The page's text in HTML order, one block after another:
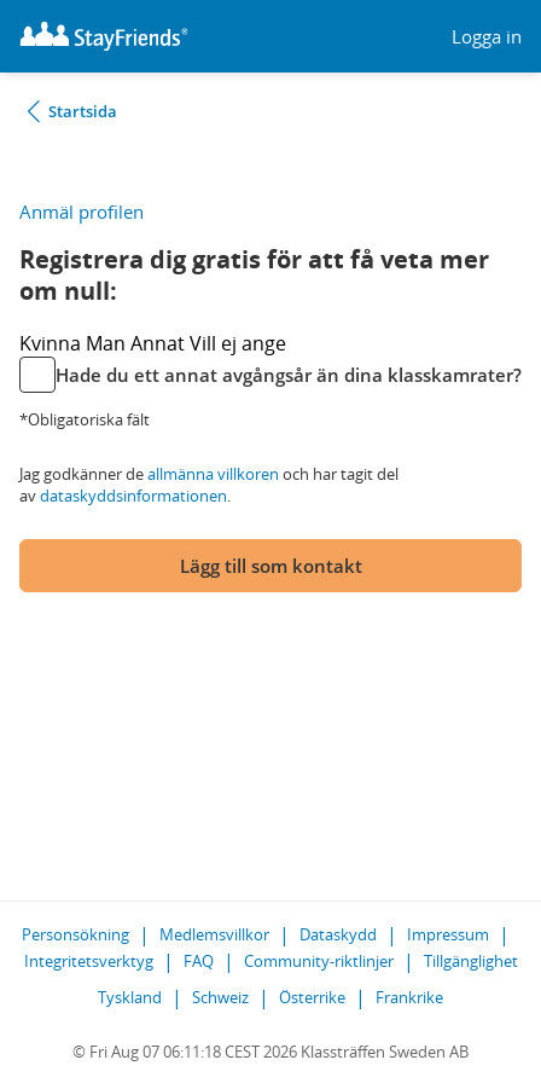
Logga in
Startsida
Anmäl profilen
Registrera dig gratis för att få veta mer
om null:
Kvinna Man AnnatVill ej ange
Hade du ett annat avgångsår än dina klasskamrater?
*Obligatoriska fält
Jag godkänner deallmänna villkoren och har tagit del
avdataskyddsinformationen.
Lägg till som kontakt
Personsökning Medlemsvillkor Dataskydd
Impressum
Integritetsverktyg
FAQ Community-riktlinjer
Tillgänglighet
Tyskland
Schweiz Österrike Frankrike
© Fri Aug 07 06:11:18 CEST 2026 Klassträffen Sweden AB